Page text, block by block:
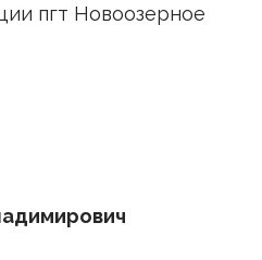
пгт Новоозерное